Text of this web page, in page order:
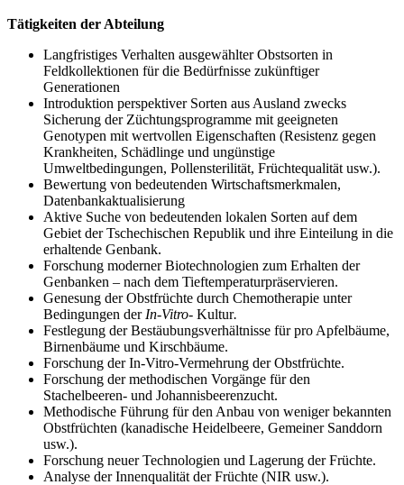
Tätigkeiten der Abteilung
Langfristiges Verhalten ausgewählter Obstsorten in
Feldkollektionen für die Bedürfnisse zukünftiger
Generationen
Introduktion perspektiver Sorten aus Ausland zwecks
Sicherung der Züchtungsprogramme mit geeigneten
Genotypen mit wertvollen Eigenschaften (Resistenz gegen
Krankheiten, Schädlinge und ungünstige
Umweltbedingungen, Pollensterilität, Früchtequalität usw.).
Bewertung von bedeutenden Wirtschaftsmerkmalen,
Datenbankaktualisierung
Aktive Suche von bedeutenden lokalen Sorten auf dem
Gebiet der Tschechischen Republik und ihre Einteilung in die
erhaltende Genbank.
Forschung moderner Biotechnologien zum Erhalten der
Genbanken – nach dem Tieftemperaturpräservieren.
Genesung der Obstfrüchte durch Chemotherapie unter
Bedingungen der In-Vitro- Kultur.
Festlegung der Bestäubungsverhältnisse für pro Apfelbäume,
Birnenbäume und Kirschbäume.
Forschung der In-Vitro-Vermehrung der Obstfrüchte.
Forschung der methodischen Vorgänge für den
Stachelbeeren- und Johannisbeerenzucht.
Methodische Führung für den Anbau von weniger bekannten
Obstfrüchten (kanadische Heidelbeere, Gemeiner Sanddorn
usw.).
Forschung neuer Technologien und Lagerung der Früchte.
Analyse der Innenqualität der Früchte (NIR usw.).